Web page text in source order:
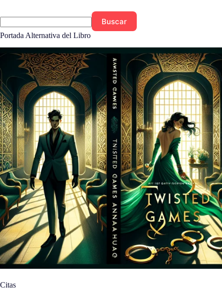
Buscar
Portada Alternativa del Libro
Citas